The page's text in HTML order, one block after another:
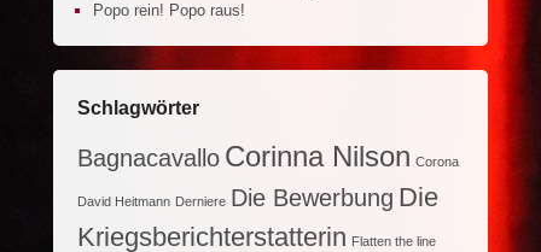
Popo rein! Popo raus!
Schlagwörter
Bagnacavallo Corinna Nilson Corona
David Heitmann Derniere Die Bewerbung Die
Kriegsberichterstatterin Flatten the line